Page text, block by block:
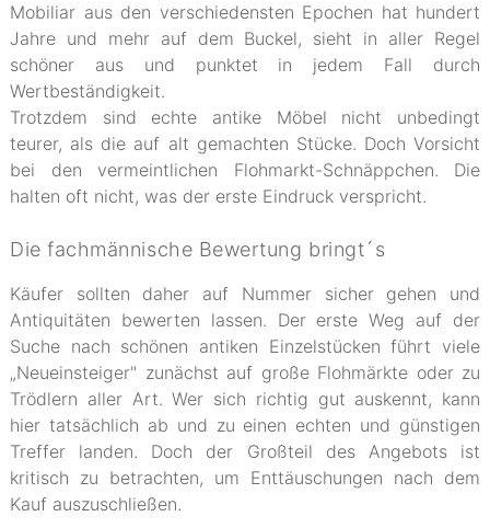
Mobiliar aus den verschiedensten Epochen hat hundert
Jahre und mehr auf dem Buckel, sieht in aller Regel
schöner aus und punktet in jedem Fall durch
Wertbeständigkeit.
Trotzdem sind echte antike Möbel nicht unbedingt
teurer, als die auf alt gemachten Stücke. Doch Vorsicht
bei den vermeintlichen Flohmarkt-Schnäppchen. Die
halten oft nicht, was der erste Eindruck verspricht.
Die fachmännische Bewertung bringt´s
Käufer sollten daher auf Nummer sicher gehen und
Antiquitäten bewerten lassen. Der erste Weg auf der
Suche nach schönen antiken Einzelstücken führt viele
„Neueinsteiger" zunächst auf große Flohmärkte oder zu
Trödlern aller Art. Wer sich richtig gut auskennt, kann
hier tatsächlich ab und zu einen echten und günstigen
Treffer landen. Doch der Großteil des Angebots ist
kritisch zu betrachten, um Enttäuschungen nach dem
Kauf auszuschließen.